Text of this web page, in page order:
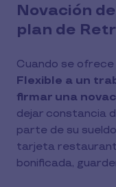
Novación
plan de
Cuando se ofrece
Flexible a un
firmar una
dejar constancia
parte de su
tarjeta
bonificada,